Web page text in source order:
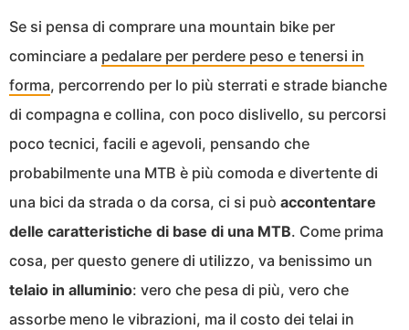
Se si pensa di comprare una mountain bike per
cominciare a pedalare per perdere peso e tenersi in
forma, percorrendo per lo più sterrati e strade bianche
di compagna e collina, con poco dislivello, su percorsi
poco tecnici, facili e agevoli, pensando che
probabilmente una MTB è più comoda e divertente di
una bici da strada o da corsa, ci si può accontentare
delle caratteristiche di base di una MTB. Come prima
cosa, per questo genere di utilizzo, va benissimo un
telaio in alluminio: vero che pesa di più, vero che
assorbe meno le vibrazioni, ma il costo dei telai in